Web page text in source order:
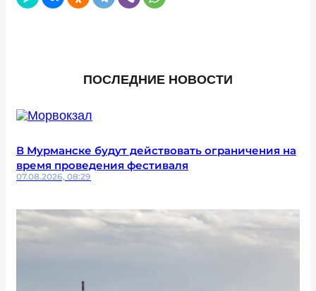
ПОСЛЕДНИЕ НОВОСТИ
В Мурманске будут действовать ограничения на
время проведения фестиваля
07.08.2026, 08:29